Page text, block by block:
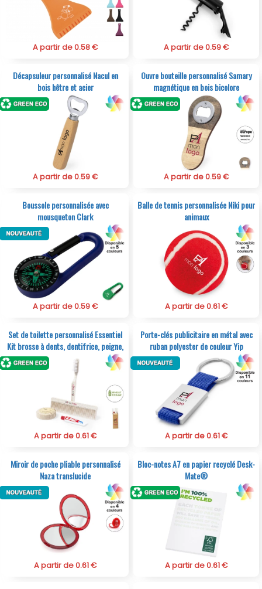
A partir de 0.58 € A partir de 0.59 €
Décapsuleur personnalisé Nacul en
bois hêtre et acier
A partir de 0.59 €
Ouvre bouteille personnalisé Samary
magnétique en bois bicolore
A partir de 0.59 €
Boussole personnalisée avec
mousqueton Clark
A partir de 0.59 €
Balle de tennis personnalisée Niki pour
animaux
A partir de 0.61 €
Set de toilette personnalisé Essentiel
Kit brosse à dents, dentifrice, peigne,
A partir de 0.61 €
Porte-clés publicitaire en métal avec
ruban polyester de couleur Yip
A partir de 0.61 €
Miroir de poche pliable personnalisé
Naza translucide
A partir de 0.61 €
Bloc-notes A7 en papier recyclé Desk-
Mate®
A partir de 0.61 €